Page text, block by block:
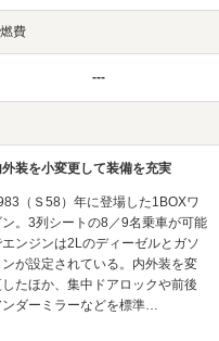
費
---
外装を小変更して装備を充実
（Ｓ58）年に登場した1BOXワ
ン。3列シートの8／9名乗車が可能
ンジンは2Lのディーゼルとガソ
ンが設定されている。内外装を変
たほか、集中ドアロックや前後
ンダーミラーなどを標準…